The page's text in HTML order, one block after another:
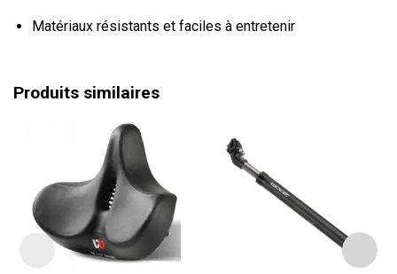
Matériaux résistants et faciles à entretenir
Produits similaires